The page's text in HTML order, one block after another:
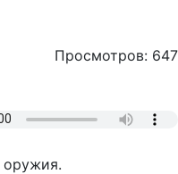
Просмотров: 647
оружия.